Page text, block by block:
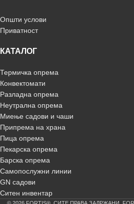
Општи услови
Приватност
КАТАЛОГ
Термичка опрема
Конвектомати
Разладна опрема
Неутрална опрема
Миење садови и чаши
Припрема на храна
Пица опрема
Пекарска опрема
Барска опрема
Самопослужни линии
GN садови
Ситен инвентар